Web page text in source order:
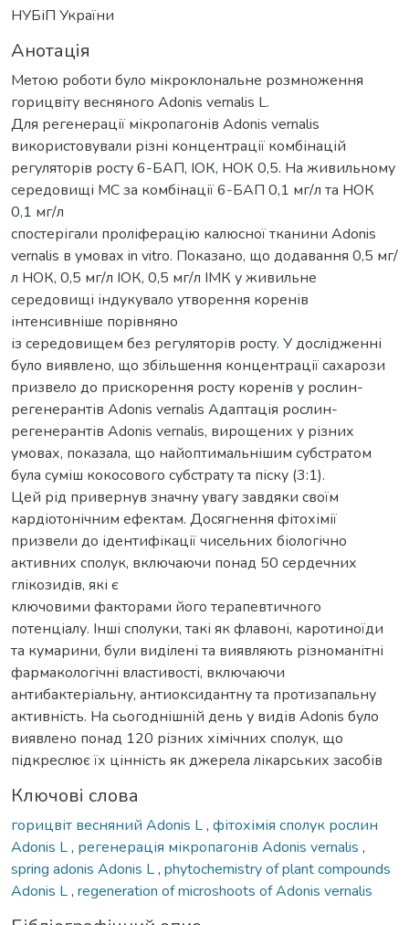
НУБіП України
Анотація
Метою роботи було мікроклональне розмноження
горицвіту весняного Adonis vernalis L.
Для регенерації мікропагонів Adonis vernalis
використовували різні концентрації комбінацій
регуляторів росту 6-БАП, ІОК, НОК 0,5. На живильному
середовищі МС за комбінації 6-БАП 0,1 мг/л та НОК
0,1 мг/л
спостерігали проліферацію калюсної тканини Adonis
vernalis в умовах in vitro. Показано, що додавання 0,5 мг/
л НОК, 0,5 мг/л ІОК, 0,5 мг/л ІМК у живильне
середовищі індукувало утворення коренів
інтенсивніше порівняно
із середовищем без регуляторів росту. У дослідженні
було виявлено, що збільшення концентрації сахарози
призвело до прискорення росту коренів у рослин-
регенерантів Adonis vernalis Адаптація рослин-
регенерантів Adonis vernalis, вирощених у різних
умовах, показала, що найоптимальнішим субстратом
була суміш кокосового субстрату та піску (3:1).
Цей рід привернув значну увагу завдяки своїм
кардіотонічним ефектам. Досягнення фітохімії
призвели до ідентифікації чисельних біологічно
активних сполук, включаючи понад 50 сердечних
глікозидів, які є
ключовими факторами його терапевтичного
потенціалу. Інші сполуки, такі як флавоні, каротиноїди
та кумарини, були виділені та виявляють різноманітні
фармакологічні властивості, включаючи
антибактеріальну, антиоксидантну та протизапальну
активність. На сьогоднішній день у видів Adonis було
виявлено понад 120 різних хімічних сполук, що
підкреслює їх цінність як джерела лікарських засобів
Ключові слова
горицвіт весняний Adonis L, фітохімія сполук рослин
Adonis L, регенерація мікропагонів Adonis vernalis ,
spring adonis Adonis L, phytochemistry of plant compounds
Adonis L, regeneration of microshoots of Adonis vernalis